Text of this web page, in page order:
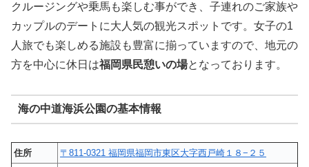
クルージングや乗馬も楽しむ事ができ、子連れのご家族や
カップルのデートに大人気の観光スポットです。女子の1
人旅でも楽しめる施設も豊富に揃っていますので、地元の
方を中心に休日は福岡県民憩いの場となっております。
海の中道海浜公園の基本情報
住所
〒811-0321 福岡県福岡市東区大字西戸崎１８−２５